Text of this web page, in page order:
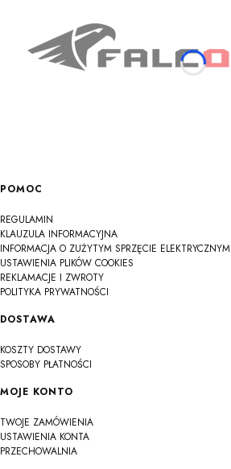
Linki w stopce
POMOC
REGULAMIN
KLAUZULA INFORMACYJNA
INFORMACJA O ZUŻYTYM SPRZĘCIE ELEKTRYCZNYM
USTAWIENIA PLIKÓW COOKIES
REKLAMACJE I ZWROTY
POLITYKA PRYWATNOŚCI
DOSTAWA
KOSZTY DOSTAWY
SPOSOBY PŁATNOŚCI
MOJE KONTO
TWOJE ZAMÓWIENIA
USTAWIENIA KONTA
PRZECHOWALNIA